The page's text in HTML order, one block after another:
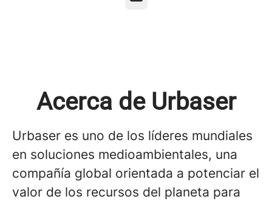
Acerca de Urbaser
Urbaser es uno de los líderes mundiales
en soluciones medioambientales, una
compañía global orientada a potenciar el
valor de los recursos del planeta para